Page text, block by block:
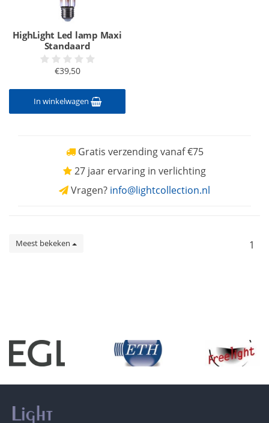
HighLight Led lamp Maxi
Standaard
€39,50
In winkelwagen
Gratis verzending vanaf €75
27 jaar ervaring in verlichting
Vragen? info@lightcollection.nl
Meest bekeken 1